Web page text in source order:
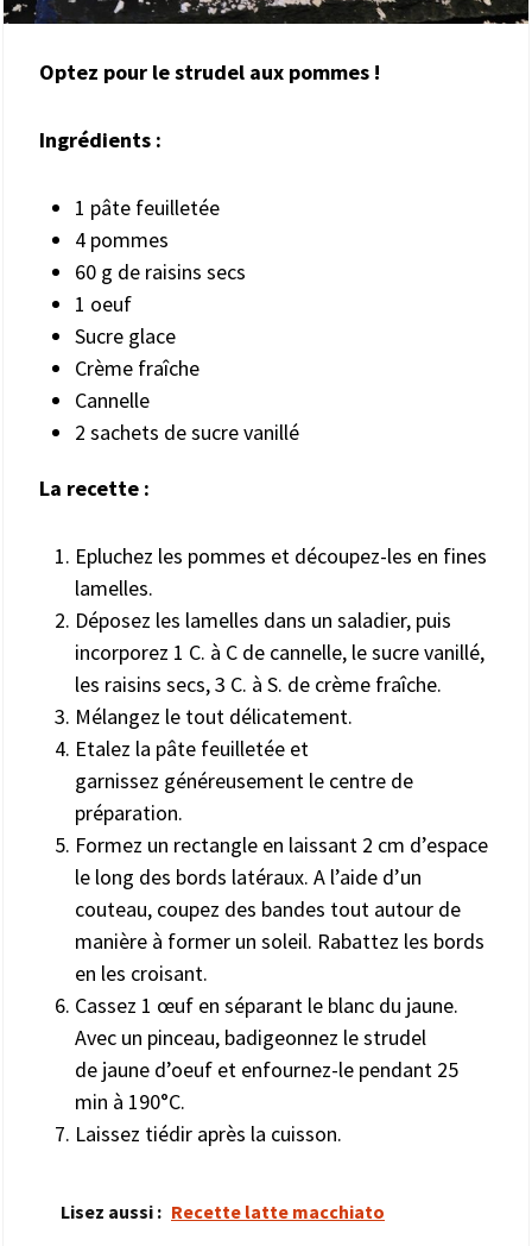
Optez pour le strudel aux pommes !
Ingrédients :
1 pâte feuilletée
4 pommes
60 g de raisins secs
1 oeuf
Sucre glace
Crème fraîche
Cannelle
2 sachets de sucre vanillé
La recette :
Epluchez les pommes et découpez-les en fines
lamelles.
Déposez les lamelles dans un saladier, puis
incorporez 1 C. à C de cannelle, le sucre vanillé,
les raisins secs, 3 C. à S. de crème fraîche.
Mélangez le tout délicatement.
Etalez la pâte feuilletée et
garnissez généreusement le centre de
préparation.
Formez un rectangle en laissant 2 cm d’espace
le long des bords latéraux. A l’aide d’un
couteau, coupez des bandes tout autour de
manière à former un soleil. Rabattez les bords
en les croisant.
Cassez 1 œuf en séparant le blanc du jaune.
Avec un pinceau, badigeonnez le strudel
de jaune d’oeuf et enfournez-le pendant 25
min à 190°C.
Laissez tiédir après la cuisson.
Lisez aussi : Recette latte macchiato